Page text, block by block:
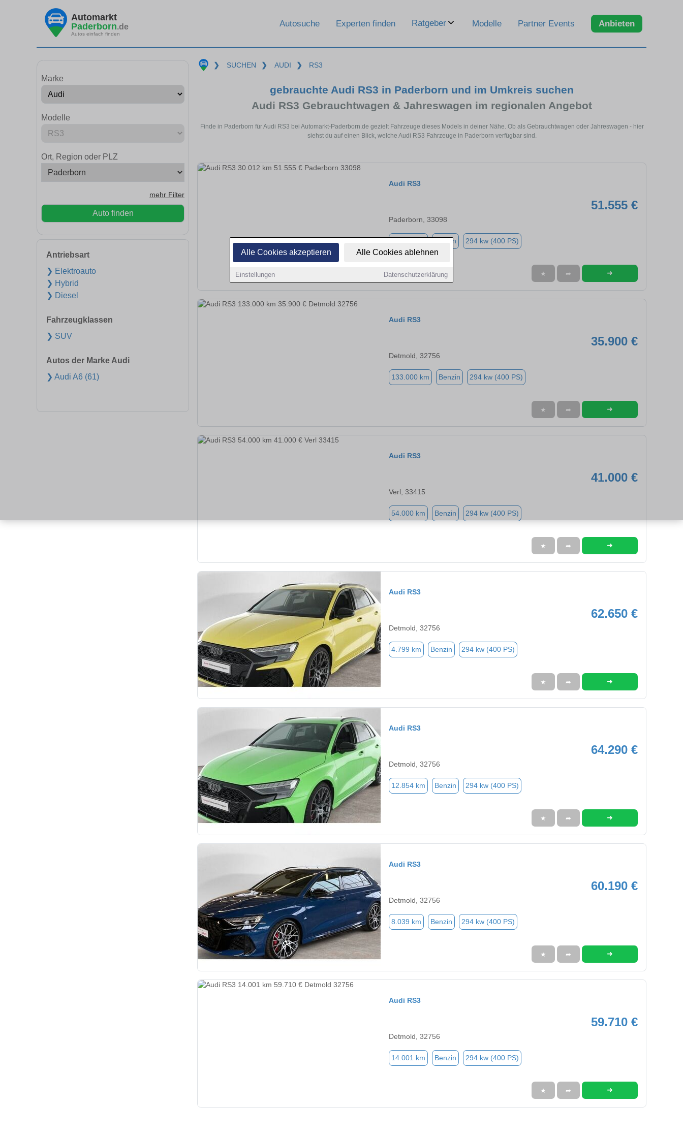
Alle Cookies akzeptieren Alle Cookies ablehnen
Einstellungen Datenschutzerklärung
Automarkt
Paderborn.de
Autos einfach finden
Autosuche Experten finden Ratgeber Modelle Partner Events Anbieten
Marke
Modelle
Ort, Region oder PLZ
mehr Filter
Auto finden
Antriebsart
❯ Elektroauto
❯ Hybrid
❯ Diesel
Fahrzeugklassen
❯ SUV
Autos der Marke Audi
❯ Audi A6 (61)
❯ SUCHEN ❯ AUDI ❯ RS3
gebrauchte Audi RS3 in Paderborn und im Umkreis suchen
Audi RS3 Gebrauchtwagen & Jahreswagen im regionalen Angebot
Finde in Paderborn für Audi RS3 bei Automarkt-Paderborn.de gezielt Fahrzeuge dieses Models in deiner Nähe. Ob als Gebrauchtwagen oder Jahreswagen - hier
siehst du auf einen Blick, welche Audi RS3 Fahrzeuge in Paderborn verfügbar sind.
Audi RS3
51.555 €
Paderborn, 33098
Benzin 294 kw (400 PS)
★ ➦ ➜
Audi RS3
35.900 €
Detmold, 32756
133.000 km Benzin 294 kw (400 PS)
★ ➦ ➜
Audi RS3
41.000 €
Verl, 33415
54.000 km Benzin 294 kw (400 PS)
★ ➦ ➜
Audi RS3
62.650 €
Detmold, 32756
4.799 km Benzin 294 kw (400 PS)
★ ➦ ➜
Audi RS3
64.290 €
Detmold, 32756
12.854 km Benzin 294 kw (400 PS)
★ ➦ ➜
Audi RS3
60.190 €
Detmold, 32756
8.039 km Benzin 294 kw (400 PS)
★ ➦ ➜
Audi RS3
59.710 €
Detmold, 32756
14.001 km Benzin 294 kw (400 PS)
★ ➦ ➜